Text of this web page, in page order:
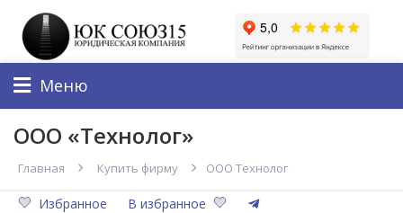
Меню
ООО «Технолог»
Главная Купить фирму ООО Технолог
Избранное В избранное